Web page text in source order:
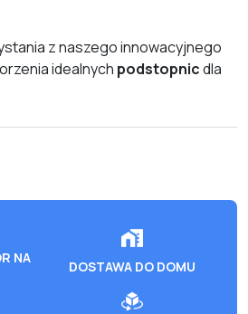
z naszego innowacyjnego
idealnych podstopnicdla
NA
DOSTAWA DO DOMU